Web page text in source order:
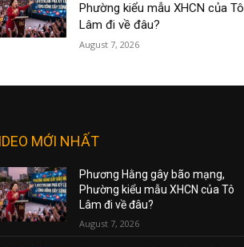
Phường kiểu mẫu XHCN của Tô
Lâm đi về đâu?
August 7, 2026
MỚI NHẤT
Phương Hằng gây bão mạng,
Phường kiểu mẫu XHCN của Tô
Lâm đi về đâu?
August 7, 2026